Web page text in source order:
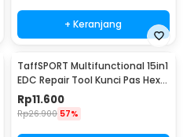
+ Keranjang
TaffSPORT Multifunctional 15in1
EDC Repair Tool Kunci Pas Hex
Obeng - HW0668
Rp11.600
Rp26.900 57%